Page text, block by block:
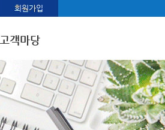
회원가입
고객마당